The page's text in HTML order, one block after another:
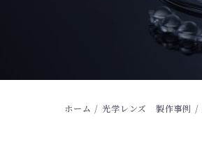
ホーム / 光学レンズ 製作事例 /